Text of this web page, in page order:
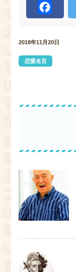
c
o
2018年11月20日
恋愛名言